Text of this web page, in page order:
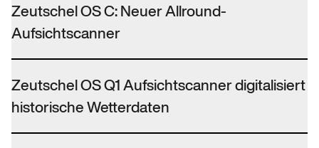
Zeutschel OS C: Neuer Allround-
Aufsichtscanner
Zeutschel OS Q1 Aufsichtscanner digitalisiert
historische Wetterdaten